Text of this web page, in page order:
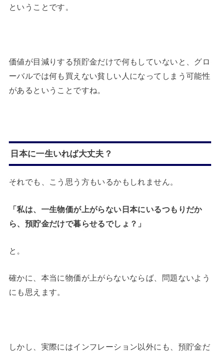
ということです。
価値が目減りする預貯金だけで何もしていないと、グロ
ーバルでは何も買えない貧しい人になってしまう可能性
があるということですね。
日本に一生いれば大丈夫？
それでも、こう思う方もいるかもしれません。
「私は、一生物価が上がらない日本にいるつもりだか
ら、預貯金だけで暮らせるでしょ？」
と。
確かに、本当に物価が上がらないならば、問題ないよう
にも思えます。
しかし、実際にはインフレーション以外にも、預貯金だ